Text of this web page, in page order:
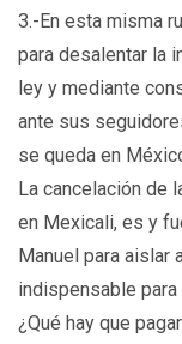
3.-En esta misma
para desalentar la
ley y mediante
ante sus
se queda en
La cancelación de
en Mexicali, es y
Manuel para aislar
indispensable
¿Qué hay que